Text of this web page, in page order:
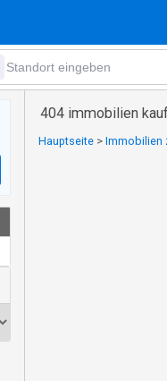
404 immobilien
Hauptseite > Immobilien